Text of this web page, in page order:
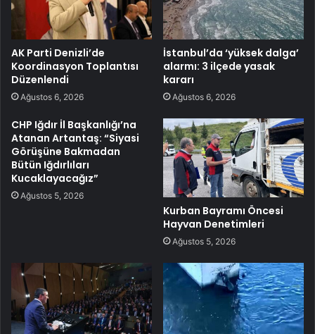
AK Parti Denizli’de
Koordinasyon Toplantısı
Düzenlendi
Ağustos 6, 2026
İstanbul’da ‘yüksek dalga’
alarmı: 3 ilçede yasak
kararı
Ağustos 6, 2026
CHP Iğdır İl Başkanlığı’na
Atanan Artantaş: “Siyasi
Görüşüne Bakmadan
Bütün Iğdırlıları
Kucaklayacağız”
Ağustos 5, 2026
Kurban Bayramı Öncesi
Hayvan Denetimleri
Ağustos 5, 2026